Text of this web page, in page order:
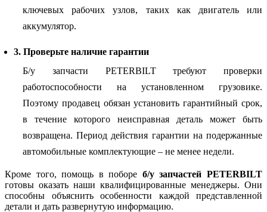
ключевых рабочих узлов, таких как двигатель или
аккумулятор.
3. Проверьте наличие гарантии
Б/у запчасти PETERBILT требуют проверки
работоспособности на установленном грузовике.
Поэтому продавец обязан установить гарантийный срок,
в течение которого неисправная деталь может быть
возвращена. Период действия гарантии на подержанные
автомобильные комплектующие – не менее недели.
Кроме того, помощь в поборе б/у запчастей PETERBILT
готовы оказать наши квалифицированные менеджеры. Они
способны объяснить особенности каждой представленной
детали и дать развернутую информацию.